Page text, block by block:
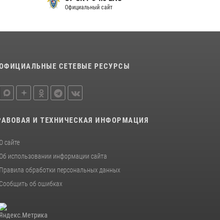
футболу
самообороны
Официальный сайт
СЕТЕВЫЕ РЕСУРСЫ
И ТЕХНИЧЕСКАЯ ИНФОРМАЦИЯ
О сайте
Об использовании информации сайта
Правила обработки персональных данных
Сообщить об ошибках